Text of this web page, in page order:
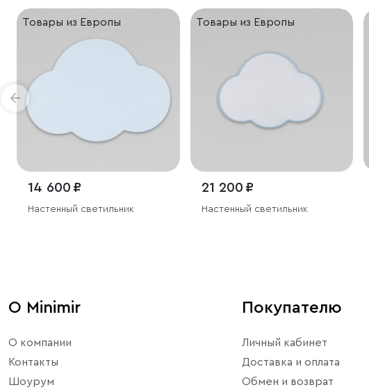
Товары из Европы
14 600 ₽
Настенный светильник
Товары из Европы
21 200 ₽
Настенный светильник
О Minimir
О компании
Контакты
Шоурум
Покупателю
Личный кабинет
Доставка и оплата
Обмен и возврат